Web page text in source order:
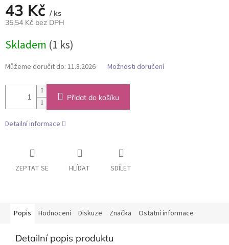
43 Kč / ks
35,54 Kč bez DPH
cena:
Skladem (1 ks)
Můžeme doručit do: 11.8.2026 Možnosti doručení
Přidat do košíku
Detailní informace
ZEPTAT SE HLÍDAT SDÍLET
Popis Hodnocení Diskuze Značka Ostatní informace
Detailní popis produktu